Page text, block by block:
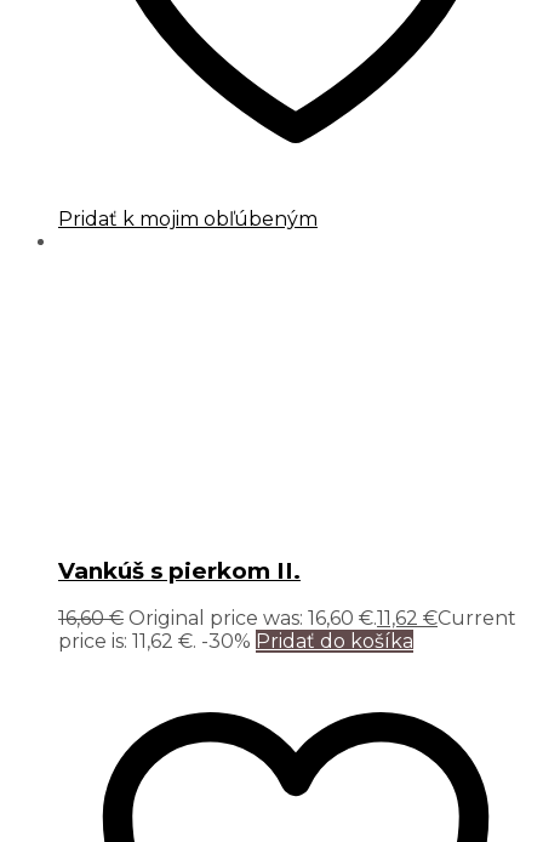
Pridať k mojim obľúbeným
Vankúš s pierkom II.
16,60€ Original price was: 16,60 €.11,62 €Current
price is: 11,62 €. -30% Pridať do košíka